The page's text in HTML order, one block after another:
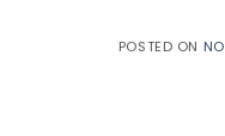
POSTED ON